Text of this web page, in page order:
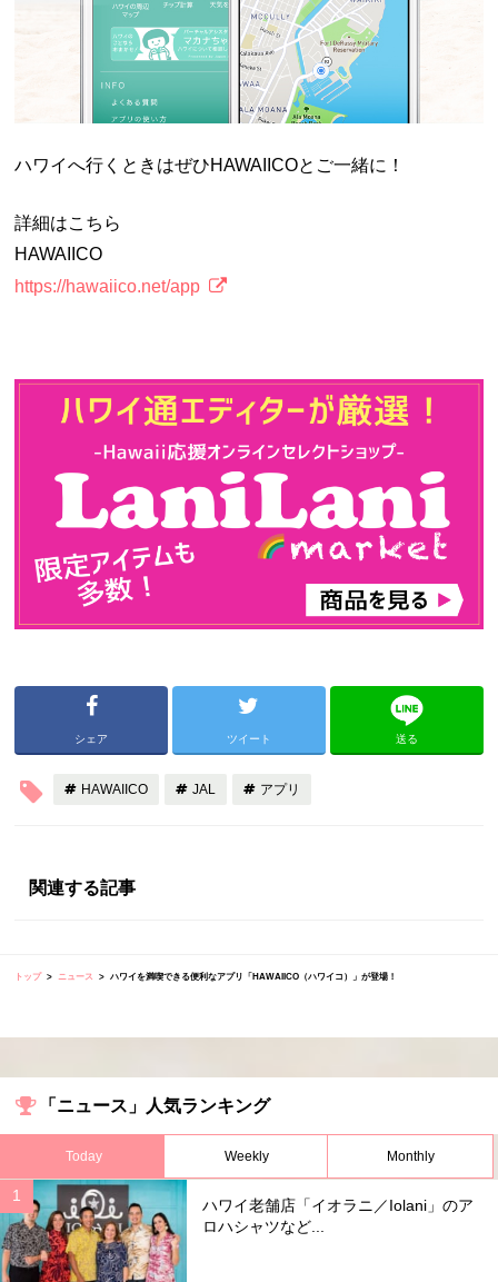
ハワイへ行くときはぜひHAWAIICOとご一緒に！
詳細はこちら
HAWAIICO
https://hawaiico.net/app
シェア ツイート 送る
HAWAIICO JAL アプリ
関連する記事
トップ ニュース ハワイを満喫できる便利なアプリ「HAWAIICO（ハワイコ）」が登場！
「ニュース」人気ランキング
Today Weekly Monthly
ハワイ老舗店「イオラニ／Iolani」のア
ロハシャツなど...